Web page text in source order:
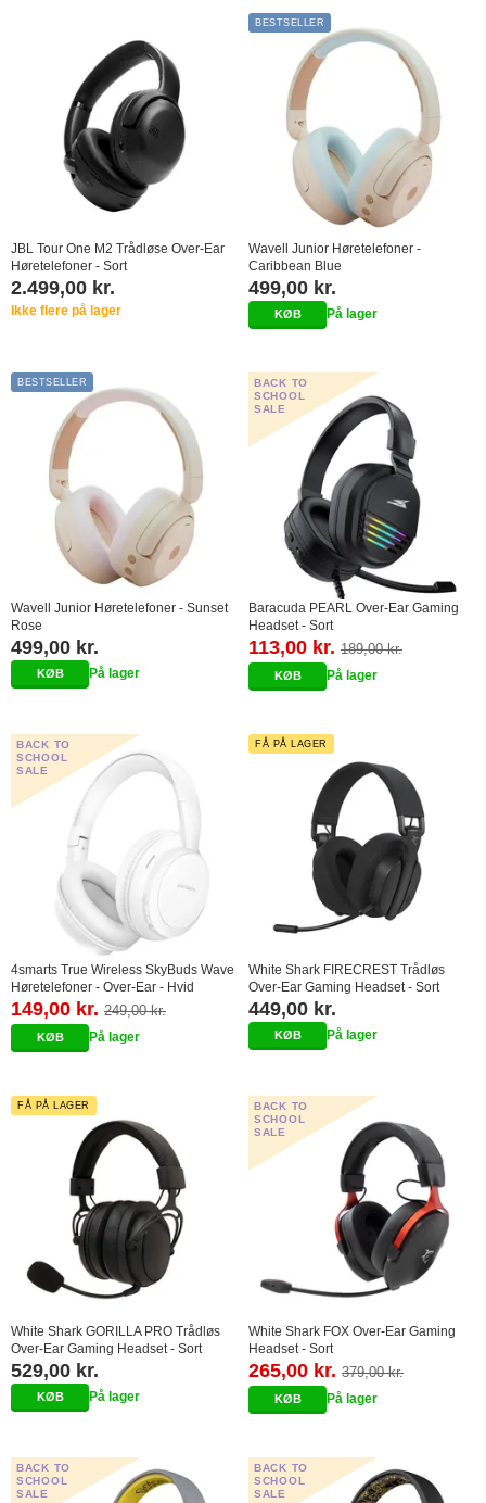
JBL Tour One M2 Trådløse Over-Ear
Høretelefoner - Sort
2.499,00 kr.
Ikke flere på lager
BESTSELLER
Wavell Junior Høretelefoner -
Caribbean Blue
499,00 kr.
På lager
BESTSELLER
Wavell Junior Høretelefoner - Sunset
Rose
499,00 kr.
På lager
BACK TO
SCHOOL
SALE
Baracuda PEARL Over-Ear Gaming
Headset - Sort
113,00 kr. 189,00 kr.
På lager
BACK TO
SCHOOL
SALE
4smarts True Wireless SkyBuds Wave
Høretelefoner - Over-Ear - Hvid
149,00 kr. 249,00 kr.
På lager
FÅ PÅ LAGER
White Shark FIRECREST Trådløs
Over-Ear Gaming Headset - Sort
449,00 kr.
På lager
FÅ PÅ LAGER
White Shark GORILLA PRO Trådløs
Over-Ear Gaming Headset - Sort
529,00 kr.
På lager
BACK TO
SCHOOL
SALE
White Shark FOX Over-Ear Gaming
Headset - Sort
265,00 kr. 379,00 kr.
På lager
BACK TO
SCHOOL
SALE
BACK TO
SCHOOL
SALE